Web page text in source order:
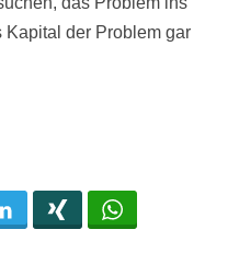
Kapital der Problem gar
LinkedIn